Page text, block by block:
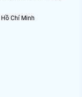
Chí Minh